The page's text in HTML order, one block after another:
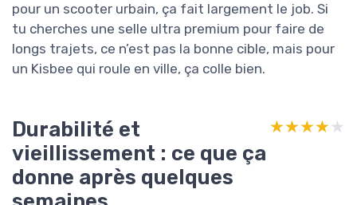
pour un scooter urbain, ça fait largement le job. Si
tu cherches une selle ultra premium pour faire de
longs trajets, ce n’est pas la bonne cible, mais pour
un Kisbee qui roule en ville, ça colle bien.
Durabilité et
vieillissement : ce que ça
donne après quelques
★★★★★
★★★★★